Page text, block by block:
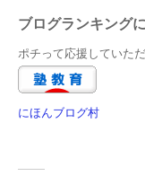
ブログランキング
ポチって応援していた
にほんブログ村